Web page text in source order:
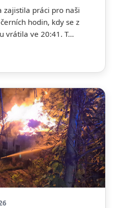
zajistila práci pro naši
hodin, kdy se z
vrátila ve 20:41. T...